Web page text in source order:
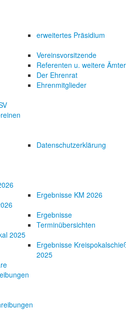
erweitertes Präsidium
Vereinsvorsitzende
Referenten u. weitere Ämter
Der Ehrenrat
Ehrenmitglieder
Datenschutzerklärung
Ergebnisse KM 2026
Ergebnisse
Terminübersichten
2025
Ergebnisse
2025